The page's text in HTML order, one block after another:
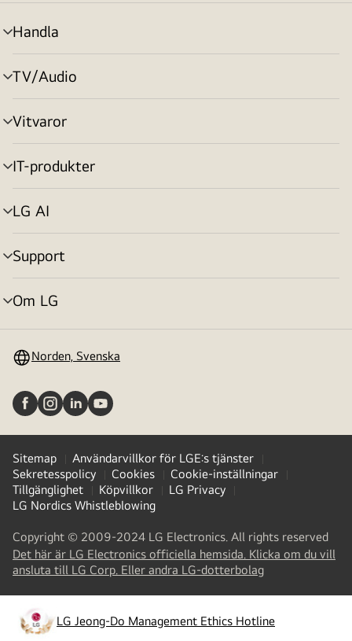
Handla
menyväxling
TV/Audio
menyväxling
Vitvaror
menyväxling
IT-produkter
menyväxling
LG AI
menyväxling
Support
menyväxling
Om LG
menyväxling
Norden, Svenska
Sitemap
Användarvillkor för LGE:s tjänster
Sekretesspolicy
Cookies
Cookie-inställningar
Tillgänglighet
Köpvillkor
LG Privacy
LG Nordics Whistleblowing
Copyright © 2009-2024 LG Electronics. All rights reserved
Det här är LG Electronics officiella hemsida. Klicka om du vill
ansluta till LG Corp. Eller andra LG-dotterbolag(
a
new
tab
LG Jeong-Do Management Ethics Hotline
opens